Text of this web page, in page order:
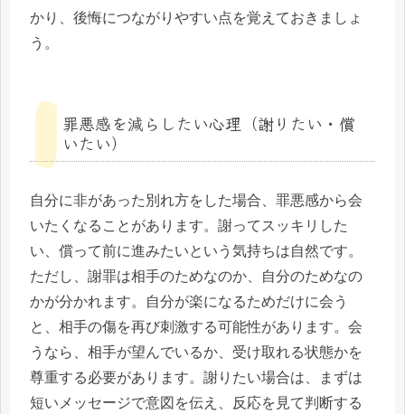
かり、後悔につながりやすい点を覚えておきましょ
う。
罪悪感を減らしたい心理（謝りたい・償
いたい）
自分に非があった別れ方をした場合、罪悪感から会
いたくなることがあります。謝ってスッキリした
い、償って前に進みたいという気持ちは自然です。
ただし、謝罪は相手のためなのか、自分のためなの
かが分かれます。自分が楽になるためだけに会う
と、相手の傷を再び刺激する可能性があります。会
うなら、相手が望んでいるか、受け取れる状態かを
尊重する必要があります。謝りたい場合は、まずは
短いメッセージで意図を伝え、反応を見て判断する